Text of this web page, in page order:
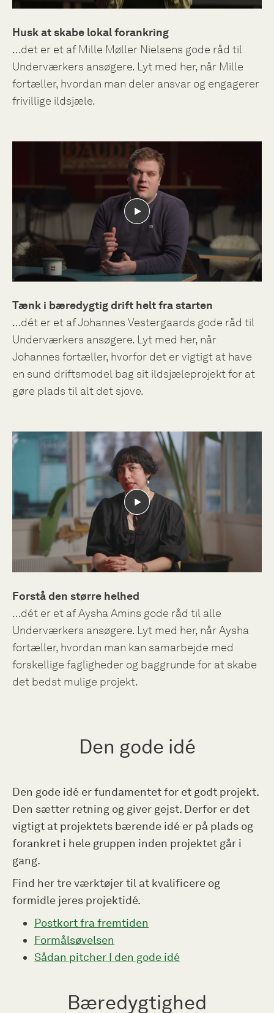
Husk at skabe lokal forankring
...det er et af Mille Møller Nielsens gode råd til
Underværkers ansøgere. Lyt med her, når Mille
fortæller, hvordan man deler ansvar og engagerer
frivillige ildsjæle.
Tænk i bæredygtig drift helt fra starten
...dét er et af Johannes Vestergaards gode råd til
Underværkers ansøgere. Lyt med her, når
Johannes fortæller, hvorfor det er vigtigt at have
en sund driftsmodel bag sit ildsjæleprojekt for at
gøre plads til alt det sjove.
Forstå den større helhed
...dét er et af Aysha Amins gode råd til alle
Underværkers ansøgere. Lyt med her, når Aysha
fortæller, hvordan man kan samarbejde med
forskellige fagligheder og baggrunde for at skabe
det bedst mulige projekt.
Den gode idé
Den gode idé er fundamentet for et godt projekt.
Den sætter retning og giver gejst. Derfor er det
vigtigt at projektets bærende idé er på plads og
forankret i hele gruppen inden projektet går i
gang.
Find her tre værktøjer til at kvalificere og
formidle jeres projektidé.
Postkort fra fremtiden
Formålsøvelsen
Sådan pitcher I den gode idé
Bæredygtighed